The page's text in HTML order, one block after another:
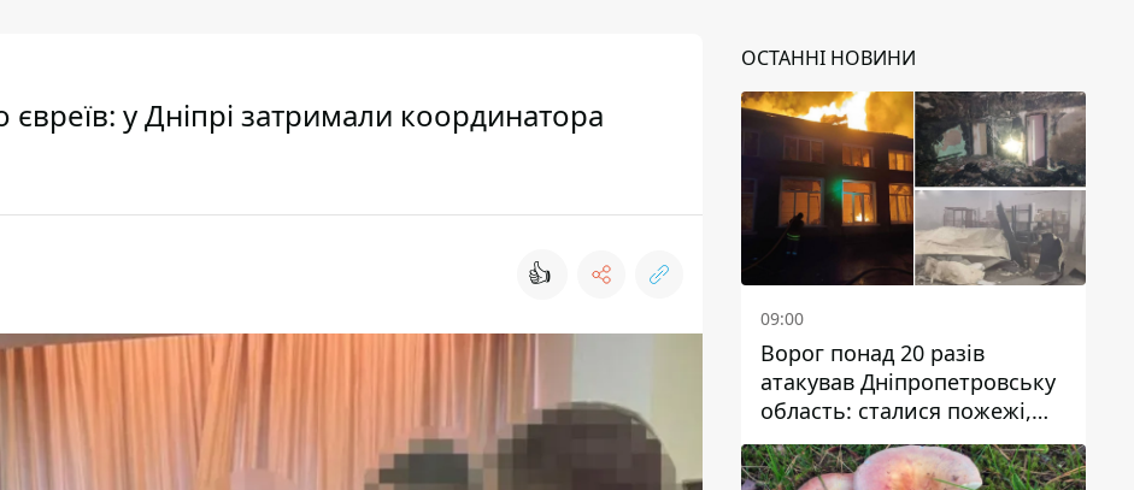
у Дніпрі затримали координатора
👍
ОСТАННІ НОВИНИ
09:00
Ворог понад 20 разів
атакував Дніпропетровську
область: сталися пожежі,
постраждали будинки,
інфраструктура та авто